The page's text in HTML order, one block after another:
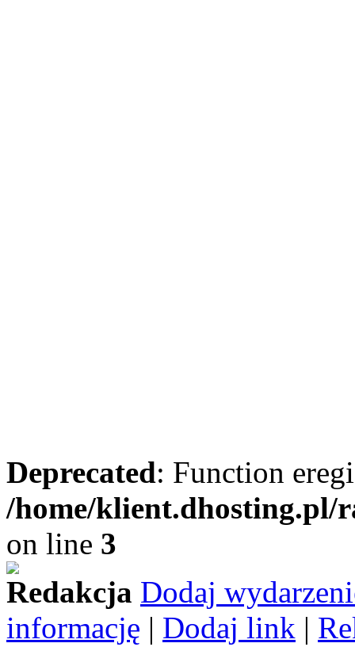
Deprecated: Function
/home/
on line 3
Redakcja Dodaj
informację | Dodaj link |